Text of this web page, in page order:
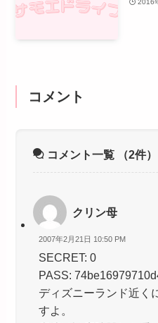
2016
コメント
コメント一覧 （2件）
クリン母
2007年2月21日 10:50 PM
SECRET: 0
PASS:
ディズニーランド近く
すよ。